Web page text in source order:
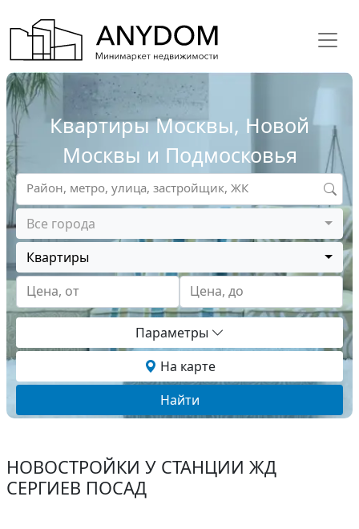
Квартиры Москвы, Новой
Москвы и Подмосковья
Все города
Квартиры
Цена, от
Цена, до
Район, метро, улица, застройщик, ЖК
Параметры
На карте
Найти
НОВОСТРОЙКИ У СТАНЦИИ ЖД
СЕРГИЕВ ПОСАД